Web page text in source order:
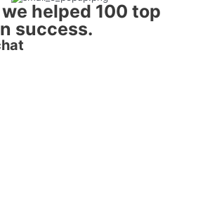
helped 100 top
success.